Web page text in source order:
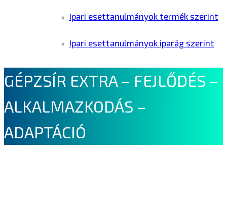
Ipari esettanulmányok termék szerint
Ipari esettanulmányok iparág szerint
GÉPZSÍR EXTRA – FEJLŐDÉS –
ALKALMAZKODÁS –
ADAPTÁCIÓ